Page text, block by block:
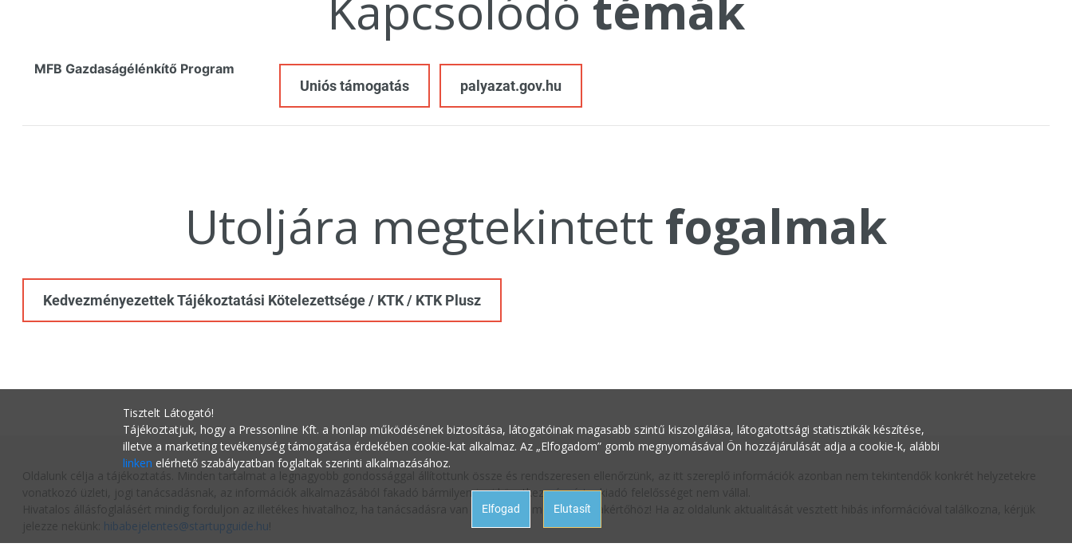
MFB Gazdaságélénkítő Program
Uniós támogatás palyazat.gov.hu
Utoljára megtekintett fogalmak
Kedvezményezettek Tájékoztatási Kötelezettsége / KTK / KTK Plusz
Oldalunk célja a tájékoztatás. Minden tartalmat a legnagyobb gondossággal állítottunk össze és rendszeresen ellenőrzünk, az itt szereplő információk azonban nem tekintendők konkrét helyzetekre
vonatkozó üzleti, jogi tanácsadásnak, az információk alkalmazásából fakadó bármilyen jogi következményért a kiadó felelősséget nem vállal.
Hivatalos állásfoglalásért mindig forduljon az illetékes hivatalhoz, ha tanácsadásra van szüksége a megfelelő szakértőhöz! Ha az oldalunk aktualitását vesztett hibás információval találkozna, kérjük
hibabejelentes@startupguide.hu
Tisztelt Látogató!
Tájékoztatjuk, hogy a Pressonline Kft. a honlap működésének biztosítása, látogatóinak magasabb szintű kiszolgálása, látogatottsági statisztikák készítése,
illetve a marketing tevékenység támogatása érdekében cookie-kat alkalmaz. Az „Elfogadom” gomb megnyomásával Ön hozzájárulását adja a cookie-k, alábbi
linken elérhető szabályzatban foglaltak szerinti alkalmazásához.
Elfogad Elutasít